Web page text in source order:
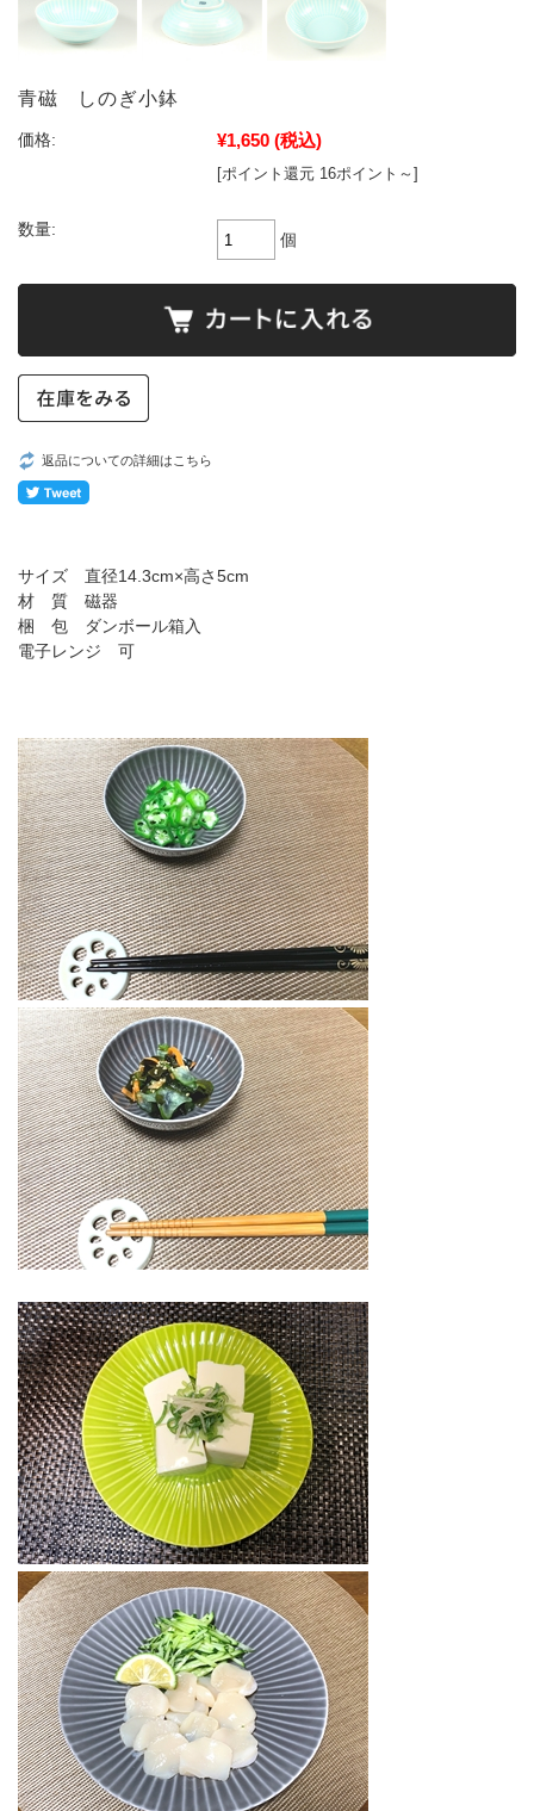
青磁 しのぎ小鉢
価格: ¥1,650 (税込)
[ポイント還元 16ポイント～]
数量:
個
返品についての詳細はこちら
サイズ 直径14.3cm×高さ5cm
材 質 磁器
梱 包 ダンボール箱入
電子レンジ 可